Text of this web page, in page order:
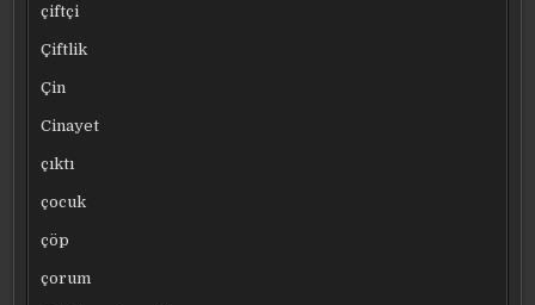
çiftçi
Çiftlik
Çin
Cinayet
çıktı
çocuk
çöp
çorum